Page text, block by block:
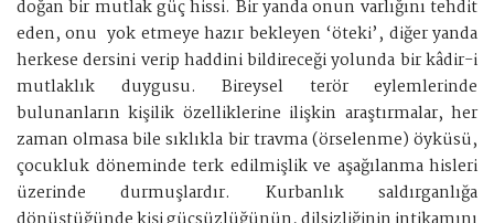
doğan bir mutlak güç hissi. Bir yanda onun varlığını tehdit
eden, onu yok etmeye hazır bekleyen ‘öteki’, diğer yanda
herkese dersini verip haddini bildireceği yolunda bir kâdir-i
mutlaklık duygusu. Bireysel terör eylemlerinde
bulunanların kişilik özelliklerine ilişkin araştırmalar, her
zaman olmasa bile sıklıkla bir travma (örselenme) öyküsü,
çocukluk döneminde terk edilmişlik ve aşağılanma hisleri
üzerinde durmuşlardır. Kurbanlık saldırganlığa